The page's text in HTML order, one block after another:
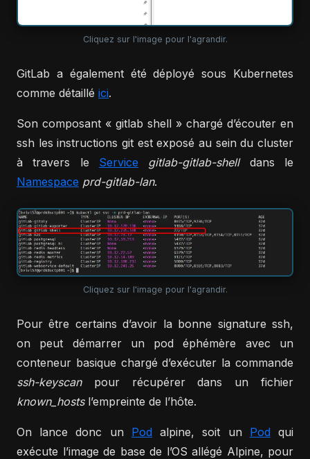
Cliquez sur l'image pour l'agrandir.
GitLab a également été déployé sous Kubernetes
comme détaillé ici.
Son composant « gitlab shell » chargé d’écouter en
ssh les instructions git est exposé au sein du cluster
à travers le Service gitlab-gitlab-shelldans le
Namespace prd-gitlab-lan.
Cliquez sur l'image pour l'agrandir.
Pour être certains d’avoir la bonne signature ssh,
on peut démarrer un pod éphémère avec un
conteneur basique chargé d’exécuter la commande
ssh-keyscanpour récupérer dans un fichier
known_hostsl’empreinte de l’hôte.
On lance donc un Podalpine, soit un Podqui
exécute l’image de base de l’OS allégé Alpine, pour